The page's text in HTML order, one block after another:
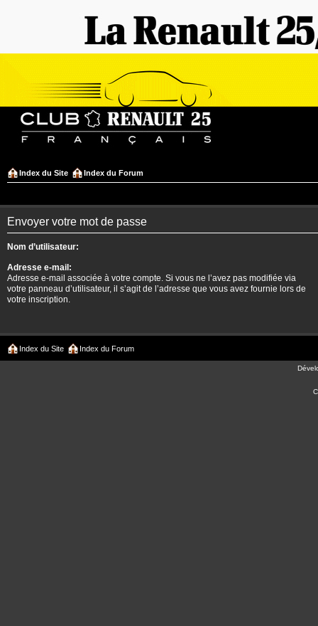
Index du Site Index du Forum
Envoyer votre mot de passe
Nom d’utilisateur:
Adresse e-mail:
Adresse e-mail associée à votre compte. Si vous ne l’avez pas modifiée via
votre panneau d’utilisateur, il s’agit de l’adresse que vous avez fournie lors de
votre inscription.
Index du Site Index du Forum